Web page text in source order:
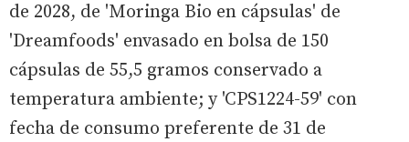
de 2028, de 'Moringa Bio en cápsulas' de
'Dreamfoods' envasado en bolsa de 150
cápsulas de 55,5 gramos conservado a
temperatura ambiente; y 'CPS1224-59' con
fecha de consumo preferente de 31 de